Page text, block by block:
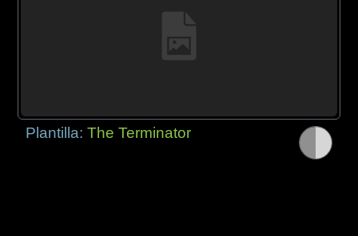
Plantilla:The Terminator